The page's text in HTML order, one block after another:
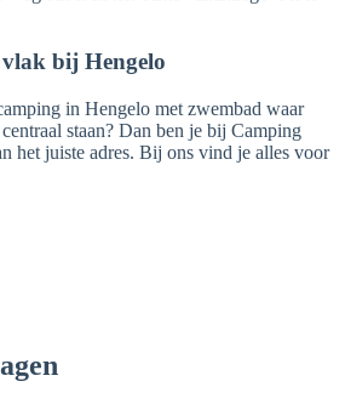
bij Hengelo
in Hengelo met zwembad waar
staan? Dan ben je bij Camping
het juiste adres. Bij ons vind je alles voor